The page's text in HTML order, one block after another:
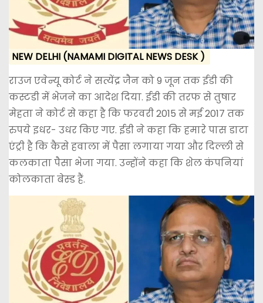
NEW DELHI (NAMAMI DIGITAL NEWS DESK )
राउज एवेन्यू कोर्ट ने सत्येंद्र जैन को 9 जून तक ईडी की
कस्टडी में भेजने का आदेश दिया. ईडी की तरफ से तुषार
मेहता ने कोर्ट से कहा है कि फरवरी 2015 से मई 2017 तक
रुपये इधर- उधर किए गए. ईडी ने कहा कि हमारे पास डाटा
एंट्री है कि कैसे हवाला में पैसा लगाया गया और दिल्ली से
कलकाता पैसा भेजा गया. उन्होंने कहा कि शेल कंपनियां
कोलकाता बेस्ड हैं.